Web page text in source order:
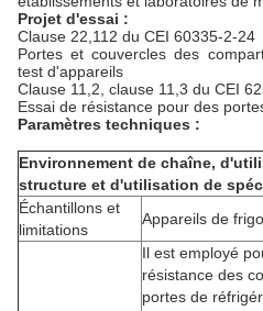
Projet d'essai :
Clause 22,112 du CEI 60335-2-24
Portes et couvercles des
test d'appareils
Clause 11,2, clause 11,3 du CEI
Essai de résistance pour des
Paramètres techniques :
Environnement de chaîne,
structure et d'utilisation de
Échantillons et
limitations
Appareils de
Il est employé
résistance des
portes de